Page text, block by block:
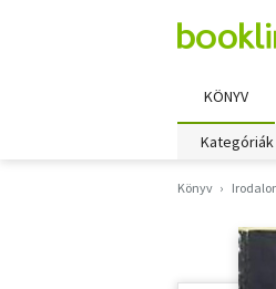
KÖNYV
Kategóriák
Könyv